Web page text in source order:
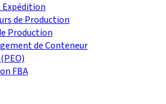
de Production
Production
de Conteneur
FBA